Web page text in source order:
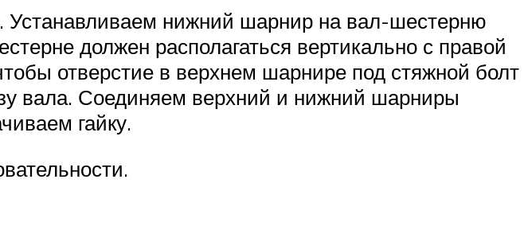
Устанавливаем нижний шарнир на вал-шестерню
должен располагаться верти­кально с правой
отверстие в верхнем шарнире под стяжной болт
вала. Соединяем верхний и нижний шарниры
гайку.